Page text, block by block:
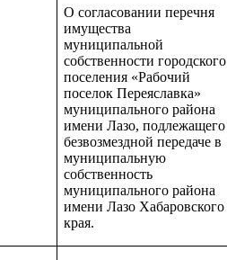
О согласовании перечня
имущества
муниципальной
собственности городского
поселения «Рабочий
поселок Переяславка»
муниципального района
имени Лазо, подлежащего
безвозмездной передаче в
муниципальную
собственность
муниципального района
имени Лазо Хабаровского
края.